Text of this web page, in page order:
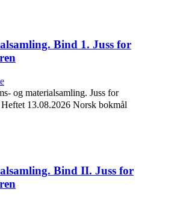
Bind 1. Juss for
og materialsamling. Juss for
Heftet 13.08.2026 Norsk bokmål
Bind II. Juss for